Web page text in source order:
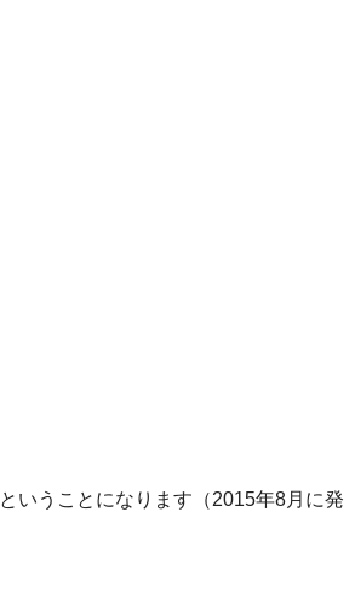
ということになります（2015年8月に発